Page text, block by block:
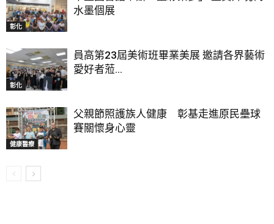
彰化
水墨個展
彰化
員高第23屆美術班畢業美展 邀請各界藝術
愛好者蒞...
健康醫療
父親節照護族人健康 彰基走進原民壘球
賽關懷身心靈